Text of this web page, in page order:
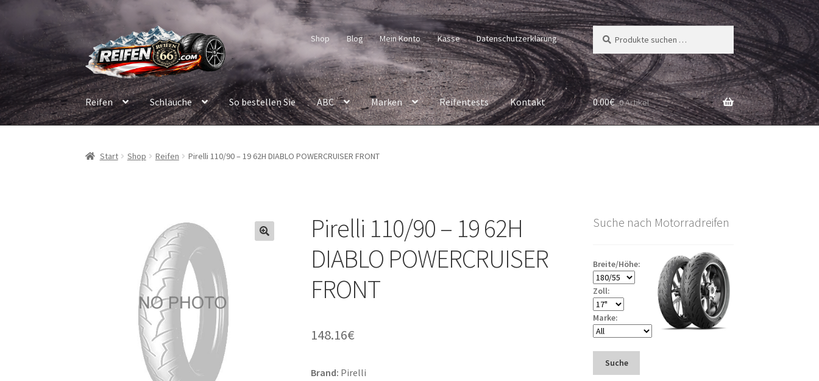
Navigation
springen
Inhalt
springen
Shop Blog Mein Konto Kasse Datenschutzerklärung
Suchen
nach:
Suchen
Reifen Schläuche So bestellen Sie ABC Marken Reifentests Kontakt 0.00€ 0 Artikel
Start Shop Reifen Pirelli 110/90 – 19 62H DIABLO POWERCRUISER FRONT
Pirelli 110/90 – 19 62H
DIABLO POWERCRUISER
FRONT
148.16€
Brand: Pirelli
Suche nach Motorradreifen
Breite/Höhe:
Zoll:
Marke:
Suche